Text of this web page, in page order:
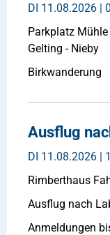
DI 11.08.2026 |
Parkplatz
Gelting - Nieby
Birkwanderung
Ausflug
DI 11.08.2026 |
Rimberthaus
Ausflug nach
Anmeldungen